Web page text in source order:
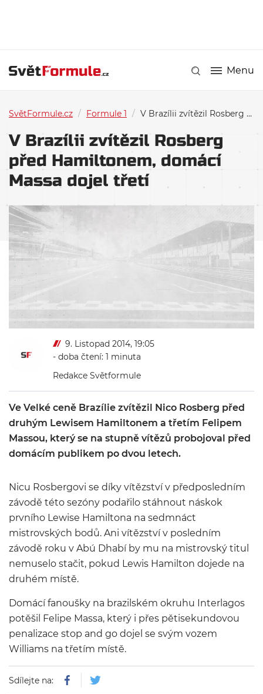
Menu
SvětFormule.cz / Formule 1 / V Brazílii zvítězil Rosberg před Hamiltonem, domácí Massa dojel třetí
V Brazílii zvítězil Rosberg
před Hamiltonem, domácí
Massa dojel třetí
9. Listopad 2014, 19:05
- doba čtení: 1 minuta
Redakce Světformule
Ve Velké ceně Brazílie zvítězil Nico Rosberg před
druhým Lewisem Hamiltonem a třetím Felipem
Massou, který se na stupně vítězů probojoval před
domácím publikem po dvou letech.
Nicu Rosbergovi se díky vítězství v předposledním
závodě této sezóny podařilo stáhnout náskok
prvního Lewise Hamiltona na sedmnáct
mistrovských bodů. Ani vítězství v posledním
závodě roku v Abú Dhabí by mu na mistrovský titul
nemuselo stačit, pokud Lewis Hamilton dojede na
druhém místě.
Domácí fanoušky na brazilském okruhu Interlagos
potěšil Felipe Massa, který i přes pětisekundovou
penalizace stop and go dojel se svým vozem
Williams na třetím místě.
Sdílejte na: